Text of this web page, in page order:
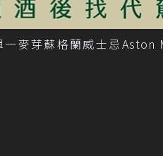
麥芽蘇格蘭威士忌Aston